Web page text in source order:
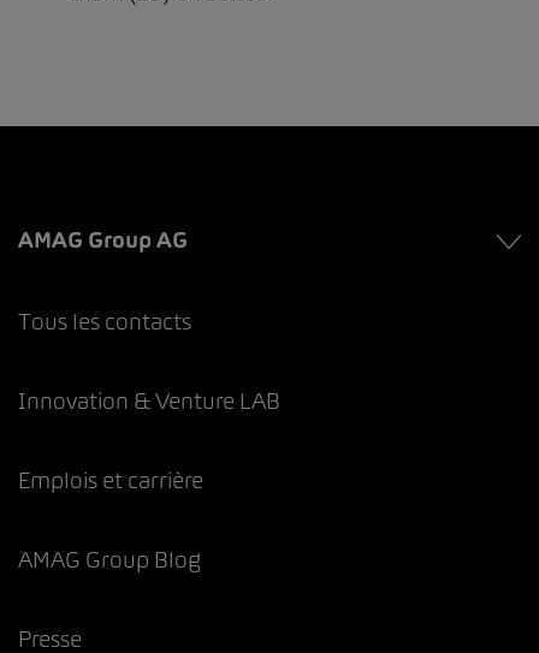
AMAG Group AG
Tous les contacts
Innovation & Venture LAB
Emplois et carrière
AMAG Group Blog
Presse